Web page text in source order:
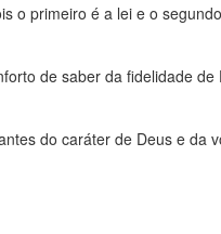
o primeiro é a lei e o
de saber da fidelidade
do caráter de Deus e da